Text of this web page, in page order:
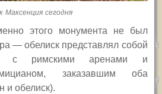
Максенция сегодня
этого монумента не был
— обелиск представлял собой
с римскими аренами и
заказавшим оба
и обелиск).